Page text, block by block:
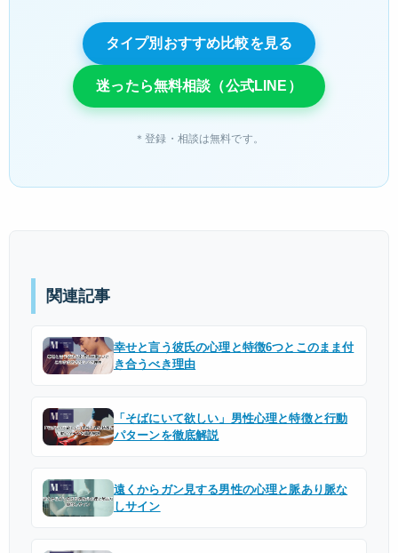
タイプ別おすすめ比較を見る
迷ったら無料相談（公式LINE）
＊登録・相談は無料です。
関連記事
幸せと言う彼氏の心理と特徴6つとこのまま付
き合うべき理由
「そばにいて欲しい」男性心理と特徴と行動
パターンを徹底解説
遠くからガン見する男性の心理と脈あり脈な
しサイン